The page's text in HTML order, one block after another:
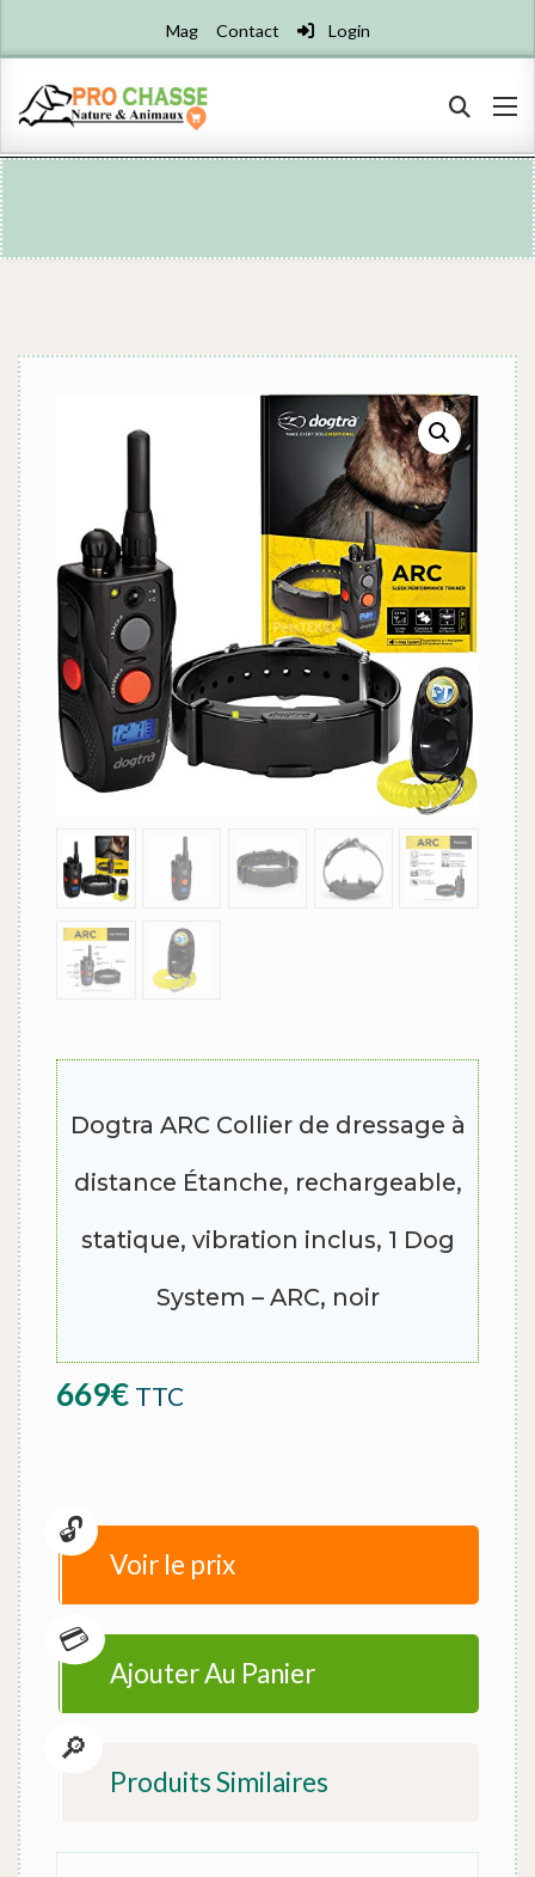
Mag Contact Login
Dogtra ARC Collier de dressage à
distance Étanche, rechargeable,
statique, vibration inclus, 1 Dog
System – ARC, noir
669€ TTC
Voir le prix
Ajouter Au Panier
Produits Similaires